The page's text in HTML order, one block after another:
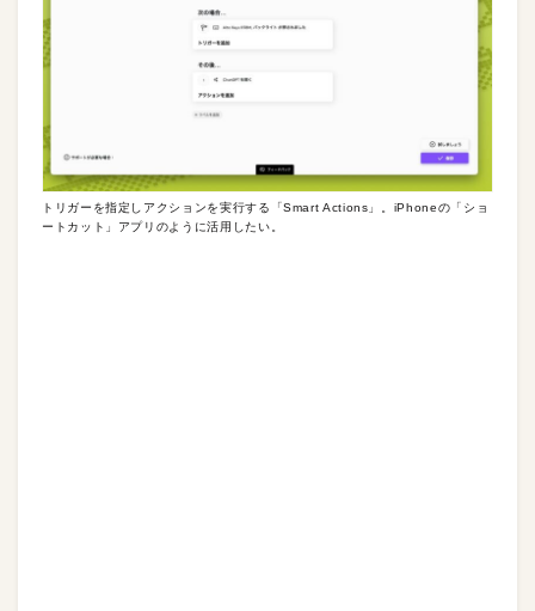
トリガーを指定しアクションを実行する「Smart Actions」。iPhoneの「ショ
ートカット」アプリのように活用したい。